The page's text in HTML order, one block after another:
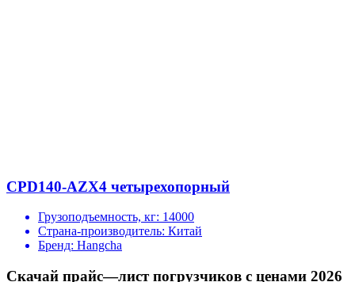
CPD140-AZX4 четырехопорный
Грузоподъемность, кг: 14000
Страна-производитель: Китай
Бренд: Hangcha
Скачай прайс—лист погрузчиков с ценами 2026